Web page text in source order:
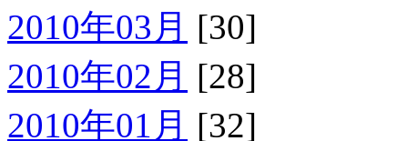
2010年03月 [30]
2010年02月 [28]
2010年01月 [32]